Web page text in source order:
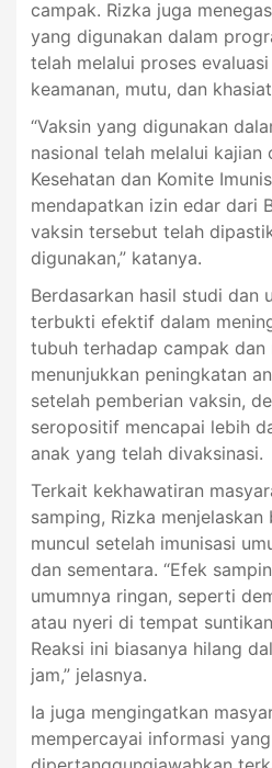
campak. Rizka juga
yang digunakan dalam
telah melalui proses
keamanan, mutu, dan
“Vaksin yang digunakan
nasional telah melalui kajian
Kesehatan dan Komite
mendapatkan izin edar dari
vaksin tersebut telah
digunakan,” katanya.
Berdasarkan hasil studi dan
terbukti efektif dalam
tubuh terhadap campak dan
menunjukkan peningkatan
setelah pemberian vaksin,
seropositif mencapai lebih
anak yang telah divaksinasi.
Terkait kekhawatiran
samping, Rizka
muncul setelah imunisasi
dan sementara. “Efek
umumnya ringan, seperti
atau nyeri di tempat
Reaksi ini biasanya hilang
jam,” jelasnya.
Ia juga mengingatkan
mempercayai informasi